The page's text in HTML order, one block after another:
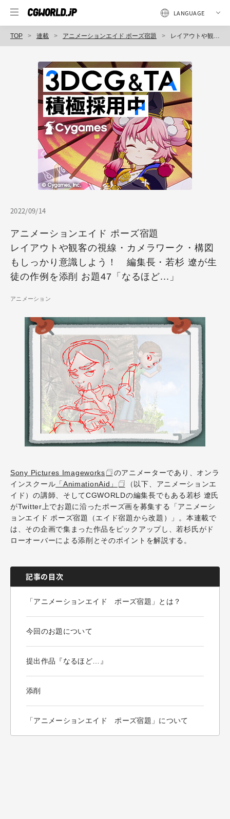
TOP 連載 アニメーションエイド ポーズ宿題 レイアウトや観客の視線・カメラワーク・構図もしっかり意識しよう！ 編集長・若杉 遼が生徒の作例を添削 お題47「なるほど...」
2022/09/14
アニメーションエイド ポーズ宿題
レイアウトや観客の視線・カメラワーク・構図
もしっかり意識しよう！ 編集長・若杉 遼が生
徒の作例を添削 お題47「なるほど...」
アニメーション
Sony Pictures Imageworks
のアニメーターであり、オンラ
インスクール 「AnimationAid」
（以下、アニメーションエ
イド）の講師、そしてCGWORLDの編集長でもある若杉 遼氏
がTwitter上でお題に沿ったポーズ画を募集する「アニメーシ
ョンエイド ポーズ宿題（エイド宿題から改題）」。本連載で
は、その企画で集まった作品をピックアップし、若杉氏がド
ローオーバーによる添削とそのポイントを解説する。
記事の目次
「アニメーションエイド ポーズ宿題」とは？
今回のお題について
提出作品『なるほど…』
添削
「アニメーションエイド ポーズ宿題」について